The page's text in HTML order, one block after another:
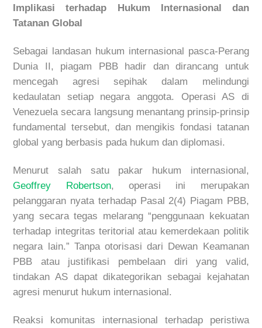
Implikasi terhadap Hukum Internasional dan
Tatanan Global
Sebagai landasan hukum internasional pasca-Perang
Dunia II, piagam PBB hadir dan dirancang untuk
mencegah agresi sepihak dalam melindungi
kedaulatan setiap negara anggota. Operasi AS di
Venezuela secara langsung menantang prinsip-prinsip
fundamental tersebut, dan mengikis fondasi tatanan
global yang berbasis pada hukum dan diplomasi.
Menurut salah satu pakar hukum internasional,
Geoffrey Robertson, operasi ini merupakan
pelanggaran nyata terhadap Pasal 2(4) Piagam PBB,
yang secara tegas melarang “penggunaan kekuatan
terhadap integritas teritorial atau kemerdekaan politik
negara lain.” Tanpa otorisasi dari Dewan Keamanan
PBB atau justifikasi pembelaan diri yang valid,
tindakan AS dapat dikategorikan sebagai kejahatan
agresi menurut hukum internasional.
Reaksi komunitas internasional terhadap peristiwa